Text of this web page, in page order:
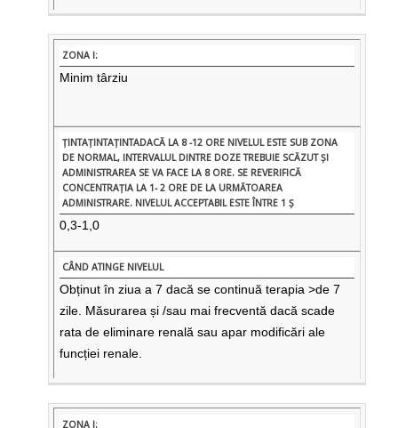
Minim târziu
0,3-1,0
Obținut în ziua a 7 dacă se continuă terapia >de 7
zile. Măsurarea și /sau mai frecventă dacă scade
rata de eliminare renală sau apar modificări ale
funcției renale.